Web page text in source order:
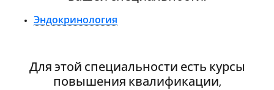
Эндокринология
Для этой специальности есть курсы
повышения квалификации,